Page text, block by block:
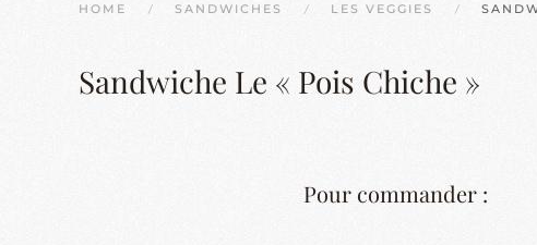
HOME SANDWICHES LES VEGGIES
Sandwiche Le « Pois Chiche »
Pour commander :